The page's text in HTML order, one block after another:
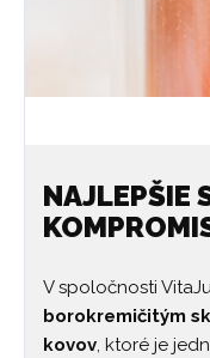
NAJLEPŠIE
V spoločnosti
borokremičitým
kovov, ktoré je